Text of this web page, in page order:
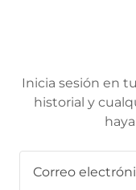
Inicia sesión en
historial y